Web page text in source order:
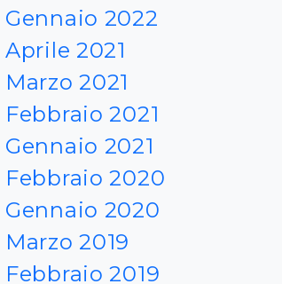
Gennaio 2022
Aprile 2021
Marzo 2021
Febbraio 2021
Gennaio 2021
Febbraio 2020
Gennaio 2020
Marzo 2019
Febbraio 2019